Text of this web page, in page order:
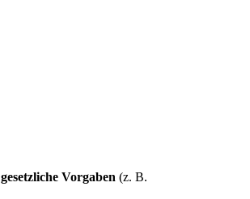
gesetzliche Vorgaben (z. B.